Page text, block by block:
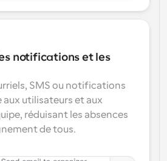
notifications et les
SMS ou notifications
aux utilisateurs et aux
réduisant les absences
de tous.